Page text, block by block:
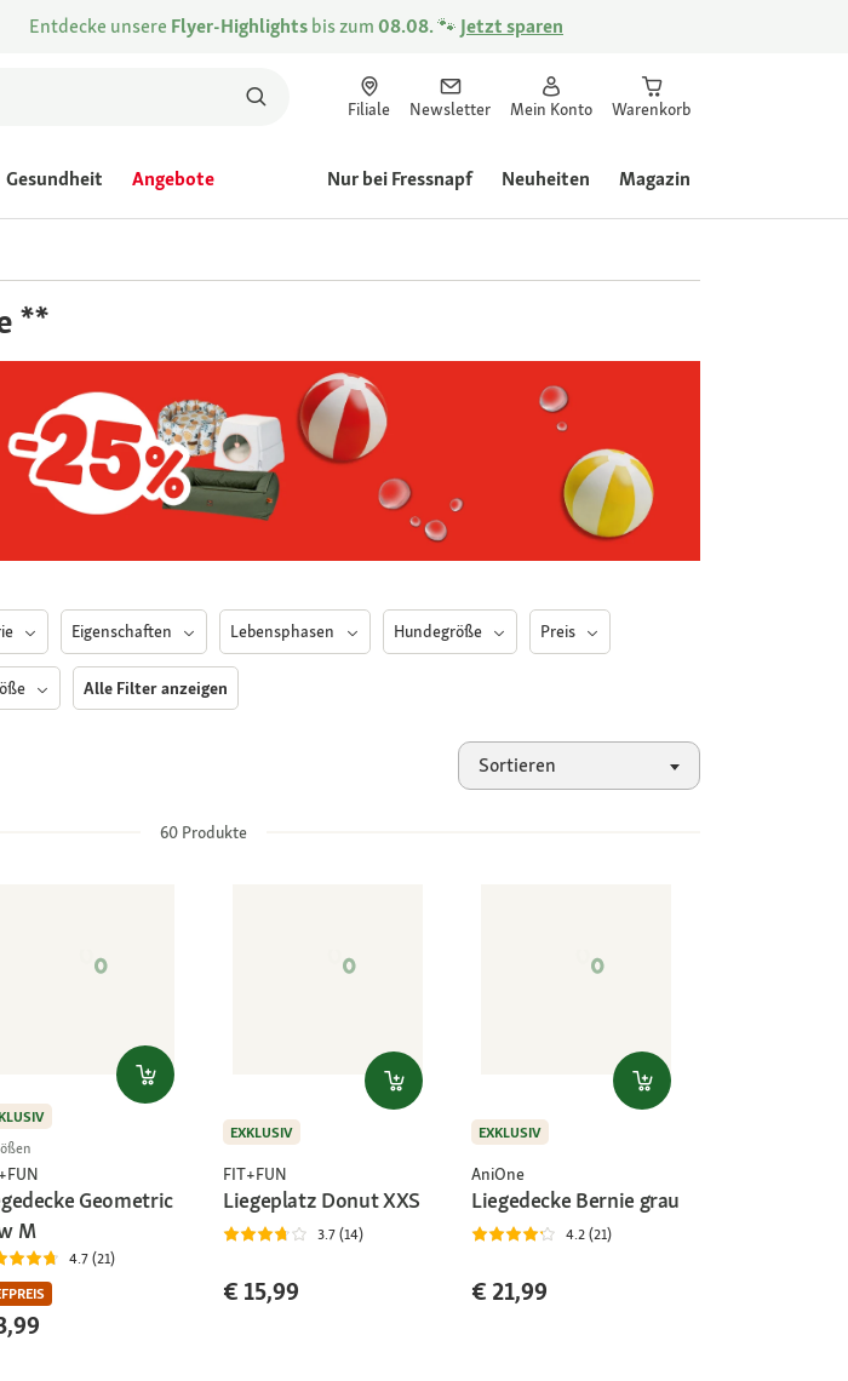
Entdecke unsere Flyer-Highlightsbis zum08.08.🐾 Jetzt sparen
Filiale Newsletter Mein Konto Warenkorb
Gesundheit Angebote Nur bei Fressnapf Neuheiten Magazin
**
Eigenschaften Lebensphasen Hundegröße Preis
Alle Filter anzeigen
Sortieren
60 Produkte
Geometric
M
4.7 (21)
EXKLUSIV
FIT+FUN
Liegeplatz Donut XXS
3.7 (14)
€ 15,99
EXKLUSIV
AniOne
Liegedecke Bernie grau
4.2 (21)
€ 21,99